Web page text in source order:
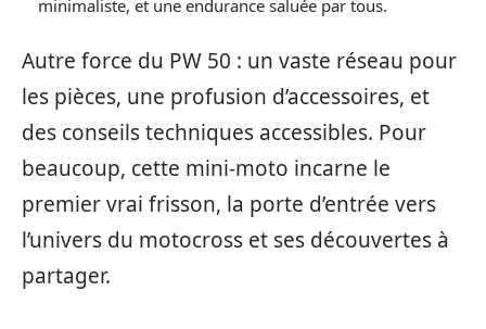
minimaliste, et une endurance saluée par tous.
Autre force du PW 50 : un vaste réseau pour
les pièces, une profusion d’accessoires, et
des conseils techniques accessibles. Pour
beaucoup, cette mini-moto incarne le
premier vrai frisson, la porte d’entrée vers
l’univers du motocross et ses découvertes à
partager.